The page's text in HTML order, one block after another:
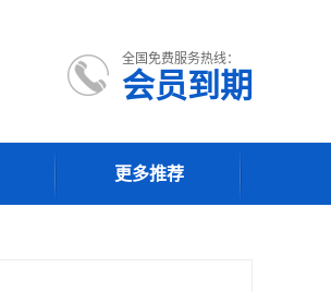
全国免费服务热线：
会员到期
更多推荐